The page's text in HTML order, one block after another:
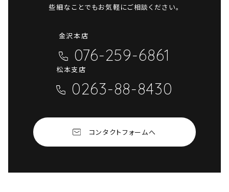
些細なことでもお気軽にご相談ください。
金沢本店
076-259-6861
松本支店
0263-88-8430
コンタクトフォームへ